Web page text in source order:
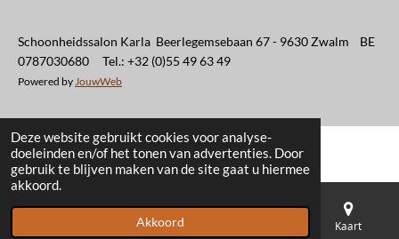
Deze website gebruikt cookies voor analyse-
doeleinden en/of het tonen van advertenties. Door
gebruik te blijven maken van de site gaat u hiermee
akkoord.
Akkoord
Schoonheidssalon Karla Beerlegemsebaan 67 - 9630 Zwalm BE
0787030680 Tel.: +32 (0)55 49 63 49
Powered by JouwWeb
Telefoonnummer Kaart